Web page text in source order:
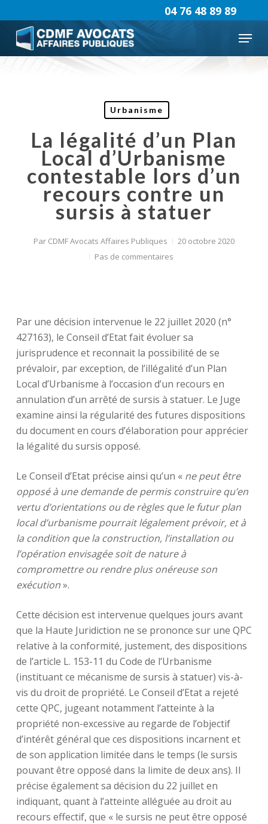
to
main
content
Menu
04 76 48 89 89
Urbanisme
La légalité d’un Plan
Local d’Urbanisme
contestable lors d’un
recours contre un
sursis à statuer
ParCDMF Avocats Affaires Publiques
20 octobre 2020
Pas de commentaires
Par une décision intervenue le 22 juillet 2020 (n°
427163), le Conseil d’Etat fait évoluer sa
jurisprudence et reconnait la possibilité de se
prévaloir, par exception, de l’illégalité d’un Plan
Local d’Urbanisme à l’occasion d’un recours en
annulation d’un arrêté de sursis à statuer. Le Juge
examine ainsi la régularité des futures dispositions
du document en cours d’élaboration pour apprécier
la légalité du sursis opposé.
Le Conseil d’Etat précise ainsi qu’un « ne peut être
opposé à une demande de permis construire qu’en
vertu d’orientations ou de règles que le futur plan
local d’urbanisme pourrait légalement prévoir, et à
la condition que la construction, l’installation ou
l’opération envisagée soit de nature à
compromettre ou rendre plus onéreuse son
exécution».
Cette décision est intervenue quelques jours avant
que la Haute Juridiction ne se prononce sur une QPC
relative à la conformité, justement, des dispositions
de l’article L. 153-11 du Code de l’Urbanisme
(instituant ce mécanisme de sursis à statuer) vis-à-
vis du droit de propriété. Le Conseil d’Etat a rejeté
cette QPC, jugeant notamment l’atteinte à la
propriété non-excessive au regarde de l’objectif
d’intérêt général que ces dispositions incarnent et
de son application limitée dans le temps (le sursis
pouvant être opposé dans la limite de deux ans). Il
précise également sa décision du 22 juillet en
indiquant, quant à l’atteinte alléguée au droit au
recours effectif, que « le sursis ne peut être opposé